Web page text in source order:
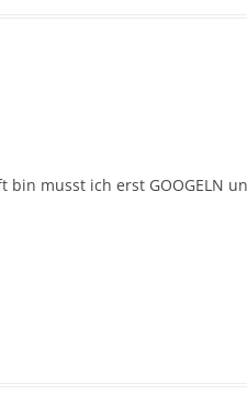
musst ich erst GOOGELN